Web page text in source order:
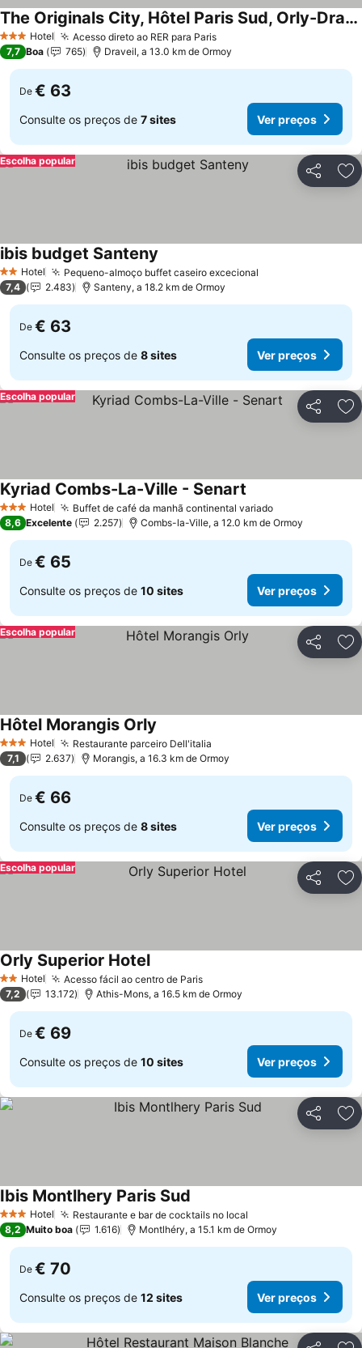
3 EstrelasHotel Acesso direto ao RER para ParisVer preços
The Originals City, Hôtel Paris Sud, Orly-Draveil
Ver preços
7,7 Boa 765 Draveil, a 13.0 km de Ormoy
De € 63
Consulte os preços de 7 sites Ver preços
Partilhar
Escolha popular
2 Estrelas
Hotel Pequeno-almoço buffet caseiro excecional
ibis budget Santeny
7,4 2.483 Santeny, a 18.2 km de Ormoy
De € 63
Consulte os preços de 8 sites Ver preços
Partilhar
Escolha popular
3 EstrelasHotel Buffet de café da manhã continental variadoVer preços
Kyriad Combs-La-Ville - Senart
8,6 Excelente 2.257 Combs-la-Ville, a 12.0 km de Ormoy
De € 65
Consulte os preços de 10 sites Ver preços
Partilhar
Escolha popular
3 EstrelasHotel Restaurante parceiro Dell'italia
Hôtel Morangis Orly
7,1 2.637 Morangis, a 16.3 km de Ormoy
De € 66
Consulte os preços de 8 sites Ver preços
Partilhar
Escolha popular
2 Estrelas
Hotel Acesso fácil ao centro de ParisVer preços
Orly Superior HotelVer preços
7,2 13.172 Athis-Mons, a 16.5 km de Ormoy
De € 69
Consulte os preços de 10 sites Ver preços
Partilhar
3 EstrelasHotel Restaurante e bar de cocktails no local
Ibis Montlhery Paris Sud
8,2 Muito boa 1.616 Montlhéry, a 15.1 km de Ormoy
De € 70
Consulte os preços de 12 sites Ver preços